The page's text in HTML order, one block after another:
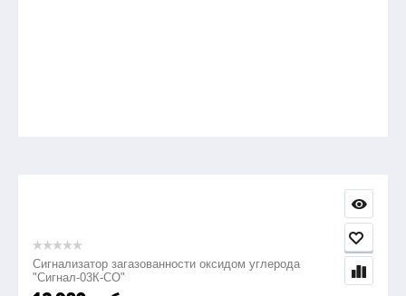
Сигнализатор загазованности оксидом углерода
"Сигнал-03К-СО"